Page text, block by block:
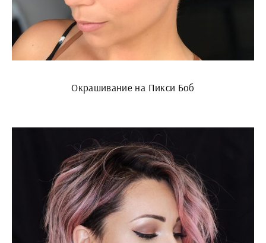
Окрашивание на Пикси Боб